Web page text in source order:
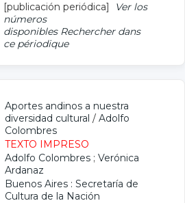
[publicación periódica]
Ver los
números
disponibles Rechercher dans
ce périodique
Aportes andinos a nuestra
diversidad cultural / Adolfo
Colombres
TEXTO IMPRESO
Adolfo Colombres ; Verónica
Ardanaz
Buenos Aires : Secretaría de
Cultura de la Nación